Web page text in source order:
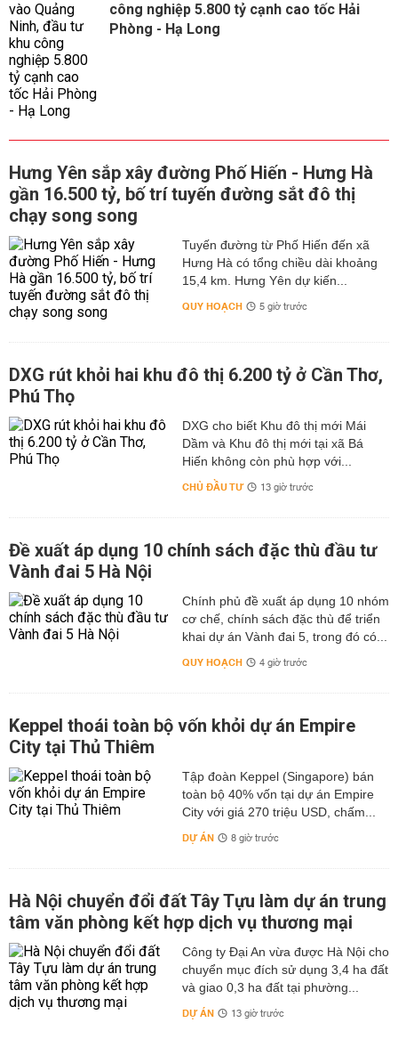
công nghiệp 5.800 tỷ cạnh cao tốc Hải
Phòng - Hạ Long
Hưng Yên sắp xây đường Phố Hiến - Hưng Hà
gần 16.500 tỷ, bố trí tuyến đường sắt đô thị
chạy song song
Tuyến đường từ Phố Hiến đến xã
Hưng Hà có tổng chiều dài khoảng
15,4 km. Hưng Yên dự kiến...
QUY HOẠCH 5 giờ trước
DXG rút khỏi hai khu đô thị 6.200 tỷ ở Cần Thơ,
Phú Thọ
DXG cho biết Khu đô thị mới Mái
Dầm và Khu đô thị mới tại xã Bá
Hiến không còn phù hợp với...
CHỦ ĐẦU TƯ 13 giờ trước
Đề xuất áp dụng 10 chính sách đặc thù đầu tư
Vành đai 5 Hà Nội
Chính phủ đề xuất áp dụng 10 nhóm
cơ chế, chính sách đặc thù để triển
khai dự án Vành đai 5, trong đó có...
QUY HOẠCH 4 giờ trước
Keppel thoái toàn bộ vốn khỏi dự án Empire
City tại Thủ Thiêm
Tập đoàn Keppel (Singapore) bán
toàn bộ 40% vốn tại dự án Empire
City với giá 270 triệu USD, chấm...
DỰ ÁN 8 giờ trước
Hà Nội chuyển đổi đất Tây Tựu làm dự án trung
tâm văn phòng kết hợp dịch vụ thương mại
Công ty Đại An vừa được Hà Nội cho
chuyển mục đích sử dụng 3,4 ha đất
và giao 0,3 ha đất tại phường...
DỰ ÁN 13 giờ trước